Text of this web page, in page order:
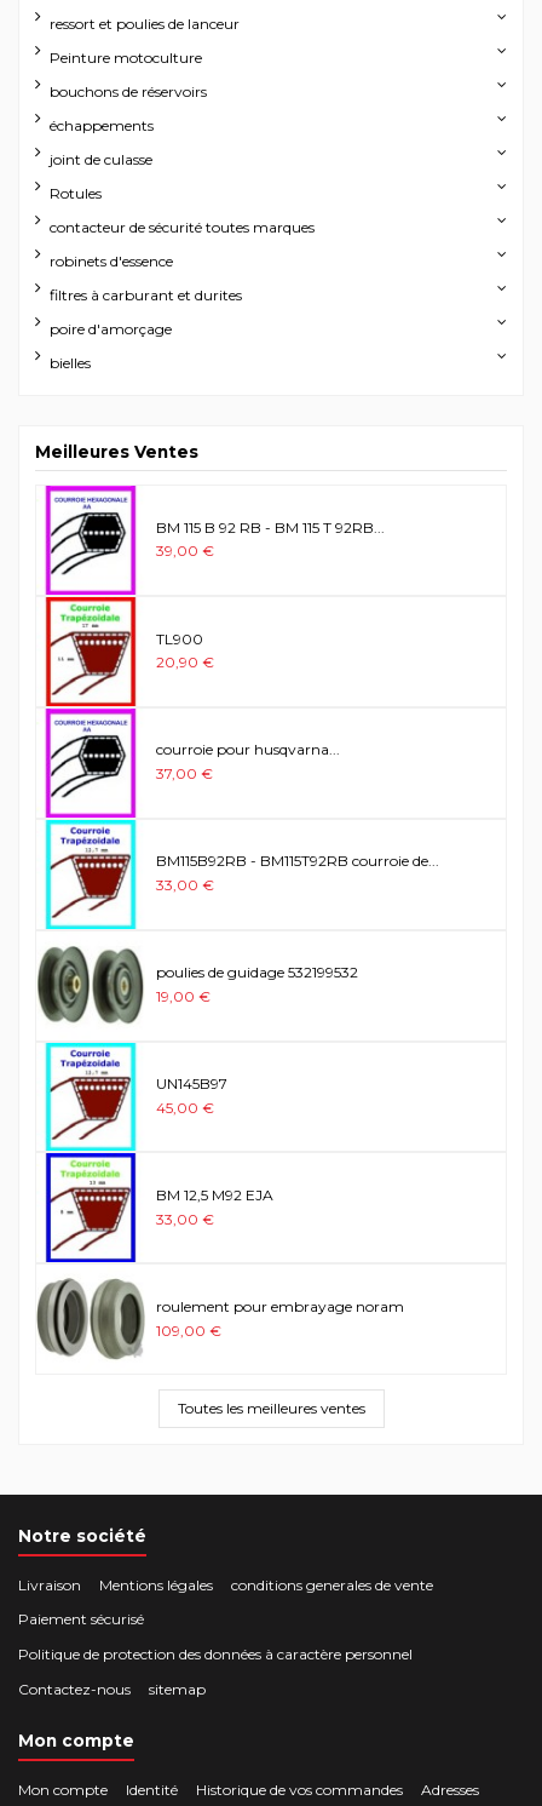
ressort et poulies de lanceur
Peinture motoculture
bouchons de réservoirs
échappements
joint de culasse
Rotules
contacteur de sécurité toutes marques
robinets d'essence
filtres à carburant et durites
poire d'amorçage
bielles
Meilleures Ventes
BM 115 B 92 RB - BM 115 T 92RB...
39,00 €
TL900
20,90 €
courroie pour husqvarna...
37,00 €
BM115B92RB - BM115T92RB courroie de...
33,00 €
poulies de guidage 532199532
19,00 €
UN145B97
45,00 €
BM 12,5 M92 EJA
33,00 €
roulement pour embrayage noram
109,00 €
Toutes les meilleures ventes
Notre société
Livraison Mentions légales
conditions generales de vente
Paiement sécurisé
Politique de protection des données à caractère personnel
Contactez-nous
sitemap
Mon compte
Mon compte Identité Historique de vos commandes Adresses